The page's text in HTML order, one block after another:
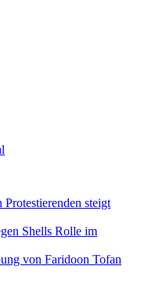
steigt
Shells Rolle im
von Faridoon Tofan